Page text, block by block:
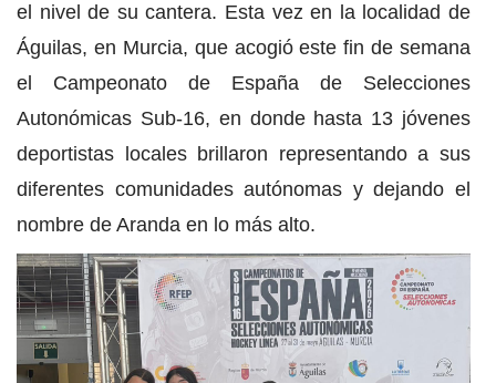
el nivel de su cantera. Esta vez en la localidad de
Águilas, en Murcia, que acogió este fin de semana
el Campeonato de España de Selecciones
Autonómicas Sub-16, en donde hasta 13 jóvenes
deportistas locales brillaron representando a sus
diferentes comunidades autónomas y dejando el
nombre de Aranda en lo más alto.